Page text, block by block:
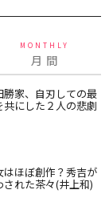
MONTHLY
月 間
勝家、自刃しての最
にした２人の悲劇
はほぼ創作？秀吉が
れた茶々(井上和)